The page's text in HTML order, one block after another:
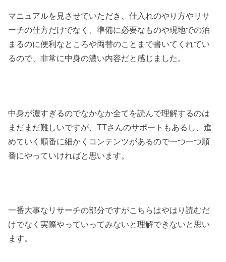
マニュアルを見させていただき、仕入れのやり方やリサ
ーチの仕方だけでなく、準備に必要なものや現地での泊
まるのに便利なところや両替のことまで書いてくれてい
るので、非常に中身の濃い内容だと感じました。
中身が濃すぎるのでなかなか全てを読んで理解するのは
まだまだ難しいですが、TTさんのサポートもあるし、進
めていく順番に細かくコンテンツがあるので一つ一つ順
番にやっていければと思います。
一番大事なリサーチの部分ですがこちらはやはり読むだ
けでなく実際やっていってみないと理解できないと思い
ます。